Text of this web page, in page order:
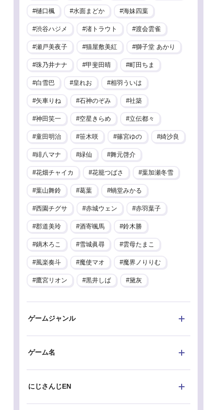
樋口楓 水面まどか 海妹四葉
渋谷ハジメ 渚トラウト 渡会雲雀
瀬戸美夜子 猫屋敷美紅 獅子堂 あかり
珠乃井ナナ 甲斐田晴 町田ちま
白雪巴 皇れお 相羽ういは
矢車りね 石神のぞみ 社築
神田笑一 空星きらめ 立伝都々
童田明治 笹木咲 篠宮ゆの 綺沙良
緋八マナ 緑仙 舞元啓介
花畑チャイカ 花籠つばさ 葉加瀬冬雪
葉山舞鈴 葛葉 蝸堂みかる
西園チグサ 赤城ウェン 赤羽葉子
郡道美玲 酒寄颯馬 鈴木勝
鏑木ろこ 雪城眞尋 雲母たまこ
風楽奏斗 魔使マオ 魔界ノりりむ
鷹宮リオン 黒井しば 黛灰
ゲームジャンル
ゲーム名
にじさんじEN